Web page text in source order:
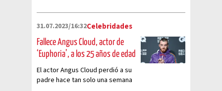
31.07.2023/16:32Celebridades
Fallece Angus Cloud, actor de
‘Euphoria’, a los 25 años de edad
El actor Angus Cloud perdió a su
padre hace tan solo una semana